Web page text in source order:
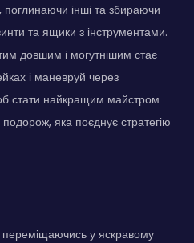
поглинаючи інші та збираючи
та ящики з інструментами.
довшим і могутнішим стає
і маневруй через
стати найкращим майстром
яка поєднує стратегію
переміщаючись у яскравому